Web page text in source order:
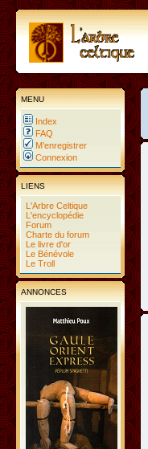
MENU
Index
FAQ
M’enregistrer
Connexion
LIENS
L'Arbre Celtique
L'encyclopédie
Forum
Charte du forum
Le livre d'or
Le Bénévole
Le Troll
ANNONCES